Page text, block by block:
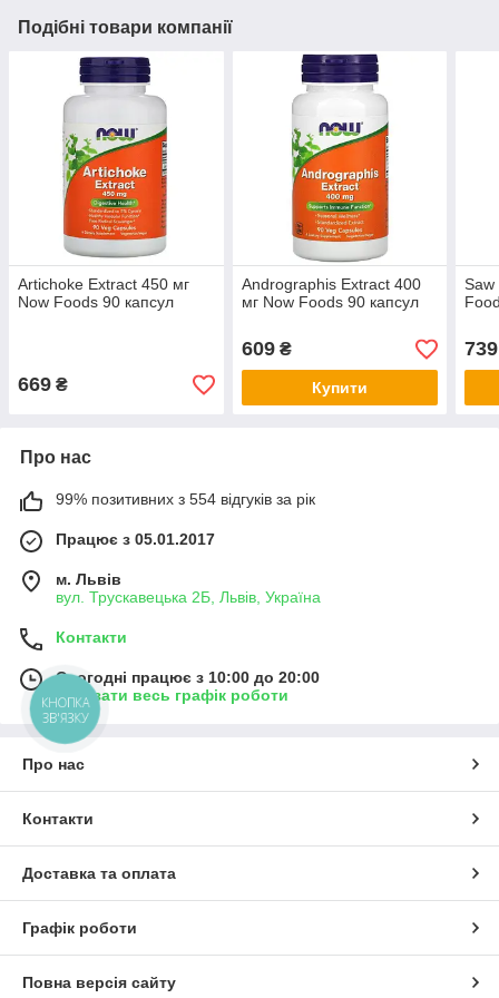
Подібні товари компанії
Artichoke Extract 450 мг
Now Foods 90 капсул
669 ₴
Andrographis Extract 400
мг Now Foods 90 капсул
609₴
Купити
Saw
739
Про нас
99% позитивних з 554 відгуків за рік
Працює з 05.01.2017
м. Львів
вул. Трускавецька 2Б, Львів, Україна
Контакти
Сьогодні працює з 10:00 до 20:00
Показати весь графік роботи
Про нас
Контакти
Доставка та оплата
Графік роботи
Повна версія сайту
КНОПКА
ЗВ'ЯЗКУ